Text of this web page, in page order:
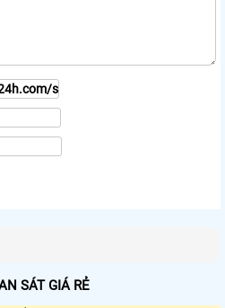
SÁT GIÁ RẺ